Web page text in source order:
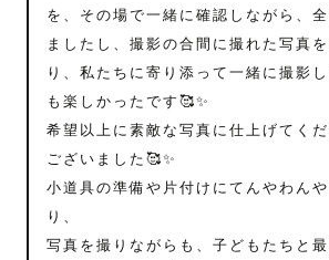
を、その場で一緒に確認しながら、
ましたし、撮影の合間に撮れた写真
り、私たちに寄り添って一緒に撮影
も楽しかったです🥰✨
希望以上に素敵な写真に仕上げてく
ございました🥰✨
小道具の準備や片付けにてんやわん
り、
写真を撮りながらも、子どもたちと